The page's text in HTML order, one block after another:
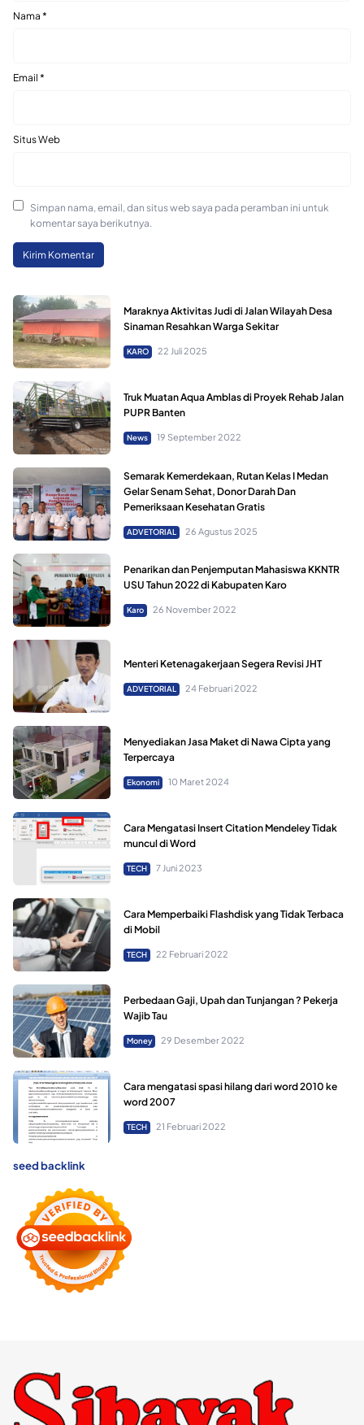
Nama *
Email *
Situs Web
Simpan nama, email, dan situs web saya pada peramban ini untuk
komentar saya berikutnya.
Maraknya Aktivitas Judi di Jalan Wilayah Desa
Sinaman Resahkan Warga Sekitar
KARO 22 Juli 2025
Truk Muatan Aqua Amblas di Proyek Rehab Jalan
PUPR Banten
News 19 September 2022
Semarak Kemerdekaan, Rutan Kelas I Medan
Gelar Senam Sehat, Donor Darah Dan
Pemeriksaan Kesehatan Gratis
ADVETORIAL 26 Agustus 2025
Penarikan dan Penjemputan Mahasiswa KKNTR
USU Tahun 2022 di Kabupaten Karo
Karo 26 November 2022
Menteri Ketenagakerjaan Segera Revisi JHT
ADVETORIAL 24 Februari 2022
Menyediakan Jasa Maket di Nawa Cipta yang
Terpercaya
Ekonomi 10 Maret 2024
Cara Mengatasi Insert Citation Mendeley Tidak
muncul di Word
TECH 7 Juni 2023
Cara Memperbaiki Flashdisk yang Tidak Terbaca
di Mobil
TECH 22 Februari 2022
Perbedaan Gaji, Upah dan Tunjangan ? Pekerja
Wajib Tau
Money 29 Desember 2022
Cara mengatasi spasi hilang dari word 2010 ke
word 2007
TECH 21 Februari 2022
seed backlink